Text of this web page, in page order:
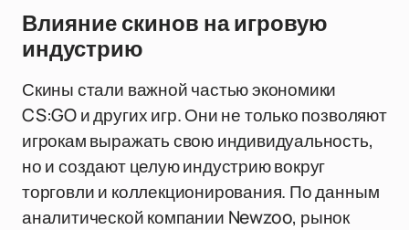
Влияние скинов на игровую
индустрию
Скины стали важной частью экономики
CS:GO и других игр. Они не только позволяют
игрокам выражать свою индивидуальность,
но и создают целую индустрию вокруг
торговли и коллекционирования. По данным
аналитической компании Newzoo, рынок